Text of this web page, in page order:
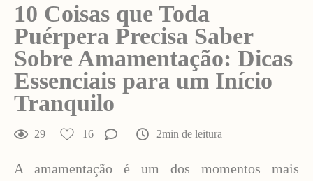
10 Coisas que Toda
Puérpera Precisa Saber
Sobre Amamentação: Dicas
Essenciais para um Início
Tranquilo
29 16 2min de leitura
A amamentação é um dos momentos mais